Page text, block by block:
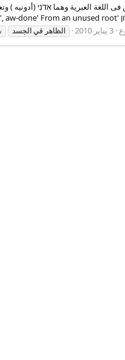
فى اللغة العبرية وهما אדֹנִי
3 يناير 2010 الظاهر فيالجسد